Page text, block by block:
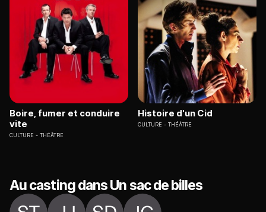
Boire, fumer et conduire
vite
CULTURE THÉÂTRE
Histoire d'un Cid
CULTURE THÉÂTRE
Au casting dans Un sac de billes